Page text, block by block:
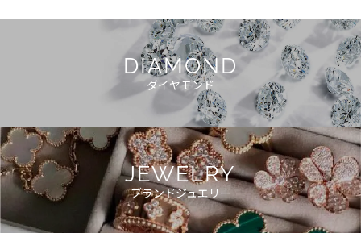
DIAMOND
ダイヤモンド
JEWELRY
ブランドジュエリー